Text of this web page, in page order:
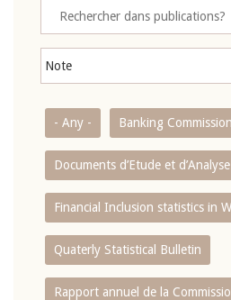
- Any - Banking
Documents d’Etude et
Financial Inclusion statistics in
Quaterly Statistical Bulletin
Rapport annuel de la